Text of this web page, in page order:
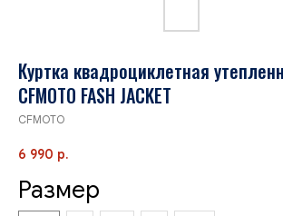
Куртка квадроциклетная
CFMOTO FASH JACKET
CFMOTO
6 990 р.
Размер